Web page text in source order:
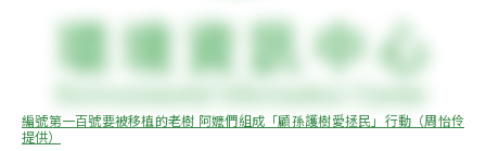
編號第一百號要被移植的老樹 阿嬤們組成「顧孫護樹愛拯民」行動（周怡伶
提供）